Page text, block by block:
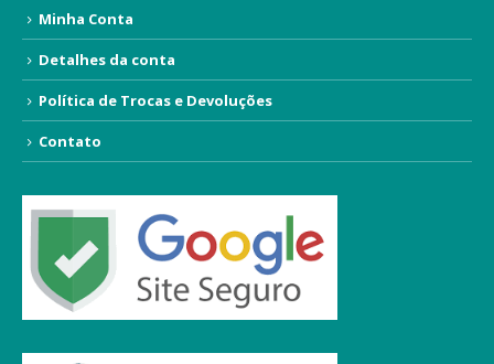
Minha Conta
Detalhes da conta
Política de Trocas e Devoluções
Contato